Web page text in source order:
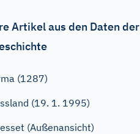
Artikel aus den Daten der
(1287)
(19. 1. 1995)
(Außenansicht)